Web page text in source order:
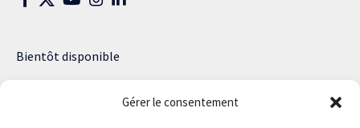
Gérer le consentement
Bientôt disponible
nous permettent de nous souvenir de vous et de personnaliser